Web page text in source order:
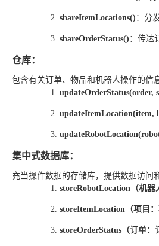
shareItemLocations() ：分
shareOrderStatus() ：传达
仓库：
包含有关订单、物品和机器人操作的信
updateOrderStatus(order,
updateItemLocation(item,
集中式数据库：
充当操作数据的存储库，提供数据访问
storeRobotLocation（机器
storeItemLocation（项目
storeOrderStatus（订单：